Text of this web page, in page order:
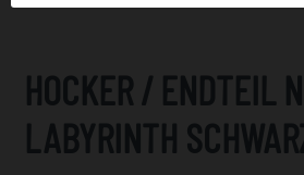
HOCKER / ENDTEIL
LABYRINTH